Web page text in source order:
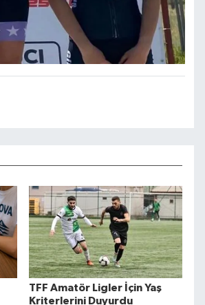
TFF Amatör Ligler İçin Yaş
Kriterlerini Duyurdu